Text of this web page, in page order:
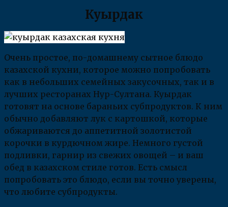
Куырдак
Очень простое, по-домашнему сытное блюдо
казахской кухни, которое можно попробовать
как в небольших семейных закусочных, так и в
лучших ресторанах Нур-Султана. Куырдак
готовят на основе бараньих субпродуктов. К ним
обычно добавляют лук с картошкой, которые
обжариваются до аппетитной золотистой
корочки в курдючном жире. Немного густой
подливки, гарнир из свежих овощей – и ваш
обед в казахском стиле готов. Есть смысл
попробовать это блюдо, если вы точно уверены,
что любите субпродукты.